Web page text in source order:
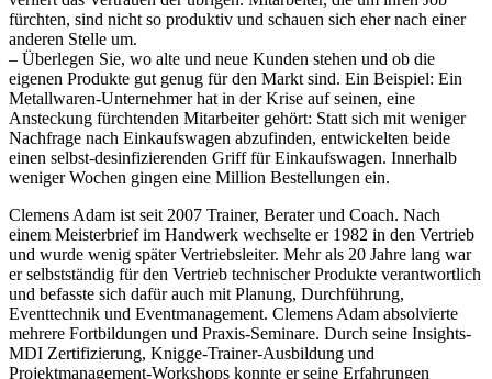
fürchten, sind nicht so produktiv und schauen sich eher nach einer
anderen Stelle um.
– Überlegen Sie, wo alte und neue Kunden stehen und ob die
eigenen Produkte gut genug für den Markt sind. Ein Beispiel: Ein
Metallwaren-Unternehmer hat in der Krise auf seinen, eine
Ansteckung fürchtenden Mitarbeiter gehört: Statt sich mit weniger
Nachfrage nach Einkaufswagen abzufinden, entwickelten beide
einen selbst-desinfizierenden Griff für Einkaufswagen. Innerhalb
weniger Wochen gingen eine Million Bestellungen ein.
Clemens Adam ist seit 2007 Trainer, Berater und Coach. Nach
einem Meisterbrief im Handwerk wechselte er 1982 in den Vertrieb
und wurde wenig später Vertriebsleiter. Mehr als 20 Jahre lang war
er selbstständig für den Vertrieb technischer Produkte verantwortlich
und befasste sich dafür auch mit Planung, Durchführung,
Eventtechnik und Eventmanagement. Clemens Adam absolvierte
mehrere Fortbildungen und Praxis-Seminare. Durch seine Insights-
MDI Zertifizierung, Knigge-Trainer-Ausbildung und
Projektmanagement-Workshops konnte er seine Erfahrungen